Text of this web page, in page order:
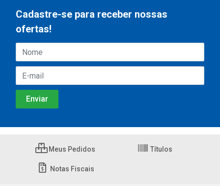
Cadastre-se para receber nossas
ofertas!
Meus Pedidos Títulos
Notas Fiscais